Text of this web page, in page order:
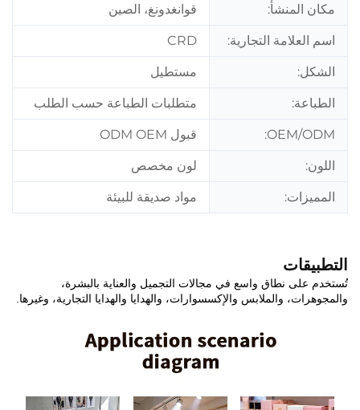
مكان المنشأ: قوانغدونغ، الصين
اسم العلامة التجارية: CRD
الشكل: مستطيل
الطباعة: متطلبات الطباعة حسب الطلب
OEM/ODM: قبول ODM OEM
اللون: لون مخصص
المميزات: مواد صديقة للبيئة
التطبيقات
تُستخدم على نطاق واسع في مجالات التجميل والعناية بالبشرة،
والمجوهرات، والملابس والإكسسوارات، والهدايا والهدايا التجارية، وغيرها.